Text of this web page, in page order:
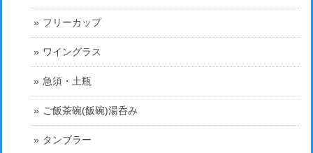
フリーカップ
ワイングラス
急須・土瓶
ご飯茶碗(飯碗)湯呑み
タンブラー